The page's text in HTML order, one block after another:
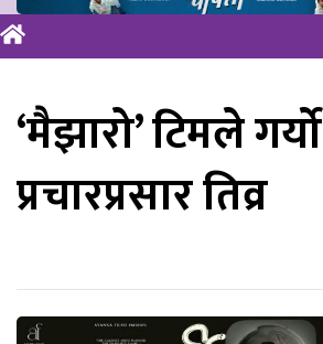
‘मैझारो’ टिमले गर्यो
प्रचारप्रसार तिव्र